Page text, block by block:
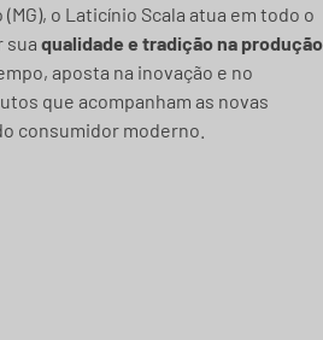
o Laticínio Scala atua em todo o
sua qualidade e tradição na produção
aposta na inovação e no
que acompanham as novas
consumidor moderno.